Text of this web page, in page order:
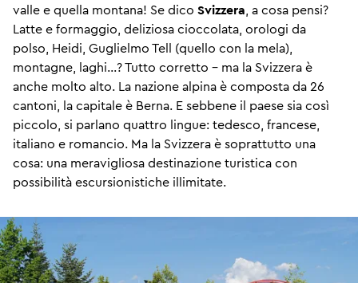
valle e quella montana! Se dico Svizzera , a cosa pensi?
Latte e formaggio, deliziosa cioccolata, orologi da
polso, Heidi, Guglielmo Tell (quello con la mela),
montagne, laghi...? Tutto corretto - ma la Svizzera è
anche molto alto. La nazione alpina è composta da 26
cantoni, la capitale è Berna. E sebbene il paese sia così
piccolo, si parlano quattro lingue: tedesco, francese,
italiano e romancio. Ma la Svizzera è soprattutto una
cosa: una meravigliosa destinazione turistica con
possibilità escursionistiche illimitate.